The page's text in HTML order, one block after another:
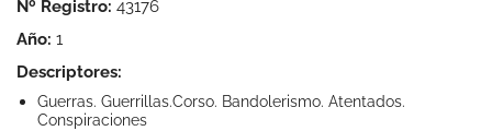
Nº Registro: 43176
Año: 1
Descriptores:
Guerras. Guerrillas.Corso. Bandolerismo. Atentados.
Conspiraciones